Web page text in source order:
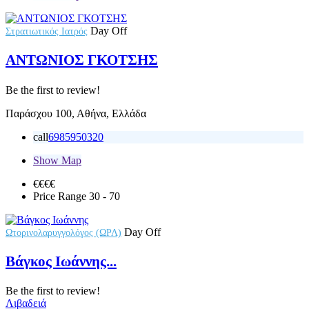
Στρατιωτικός Ιατρός Day Off
ΑΝΤΩΝΙΟΣ ΓΚΟΤΣΗΣ
Be the first to review!
Παράσχου 100, Αθήνα, Ελλάδα
call6985950320
Show Map
€€€€
Price Range 30 - 70
Ωτορινολαρυγγολόγος (ΩΡΛ) Day Off
Βάγκος Ιωάννης...
Be the first to review!
Λιβαδειά